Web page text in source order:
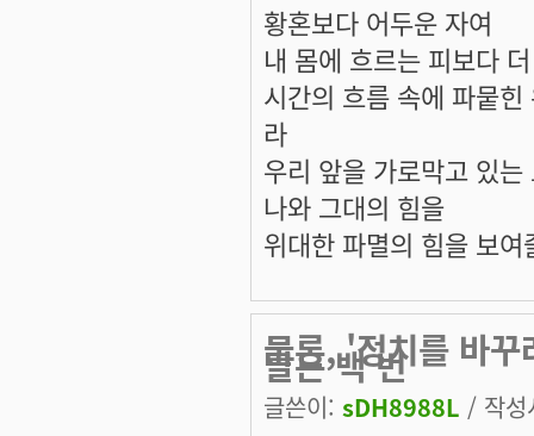
황혼보다 어두운 자여
내 몸에 흐르는 피보다
시간의 흐름 속에 파뭍
라
우리 앞을 가로막고 있
나와 그대의 힘을
위대한 파멸의 힘을 보여
물론, '정치를 바
말은 백 번
글쓴이: sDH8988L / 작